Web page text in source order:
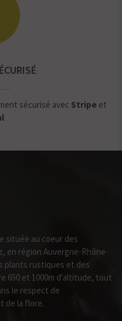
sécurisé avec Stripe et
située au coeur des
en région Auvergne-Rhône-
plants rustiques et des
650 et 1000m d'altitude, tout
le respect de
de la flore.